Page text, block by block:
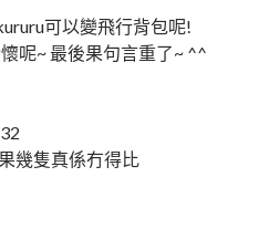
可以變飛行背包呢!
呢~ 最後果句言重了~ ^^
幾隻真係冇得比